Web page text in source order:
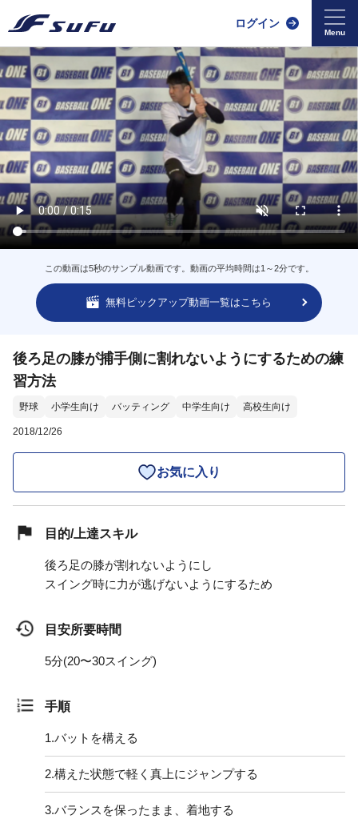
ログイン
この動画は5秒のサンプル動画です。動画の平均時間は1～2分です。
無料ピックアップ動画一覧はこちら
後ろ足の膝が捕手側に割れないようにするための練
習方法
野球 小学生向け バッティング 中学生向け 高校生向け
2018/12/26
お気に入り
目的/上達スキル
後ろ足の膝が割れないようにし
スイング時に力が逃げないようにするため
目安所要時間
5分(20〜30スイング)
手順
1.バットを構える
2.構えた状態で軽く真上にジャンプする
3.バランスを保ったまま、着地する